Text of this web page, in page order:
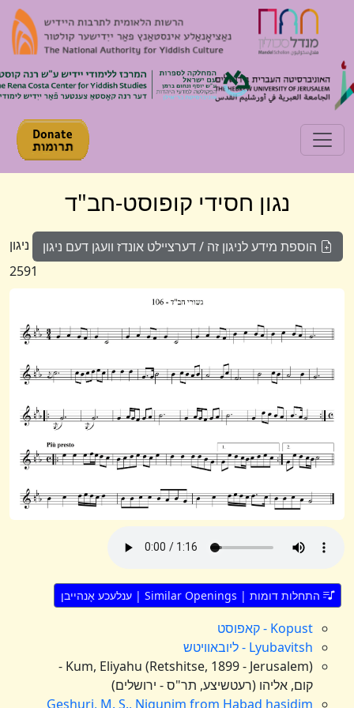
Toggle navigation
נגון חסידי קופוסט-חב"ד
הוספת מידע לניגון זה / דערציילט אונדז וועגן דעם ניגון ניגון
2591
התחלות דומות | Similar Openings | ענלעכע אָנהייבן
Kopust - קאפוסט
Lyubavitsh - ליובאוויטש
Kum, Eliyahu (Retshitse, 1899 - Jerusalem) -
קום, אליהו (רעטשיצע, תר"ס - ירושלים)
Geshuri, M. S., Nigunim from Habad hasidim